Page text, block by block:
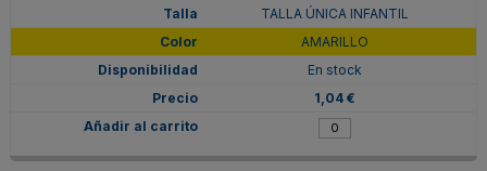
TALLA ÚNICA INFANTIL
AMARILLO
En stock
1,04 €